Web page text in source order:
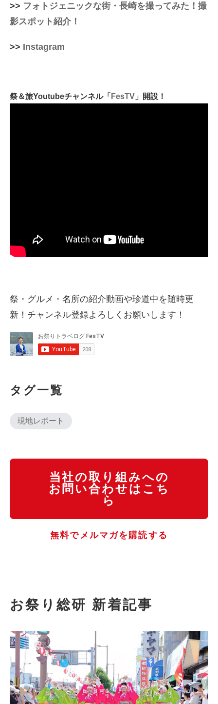
>> フォトジェニックな街・長崎を撮ってみた！撮
影スポット紹介！
>> Instagram
祭＆旅Youtubeチャンネル「 FesTV 」 開設！
祭・グルメ・名所の紹介動画や珍道中を随時更
新！チャンネル登録よろしくお願いします！
タグ一覧
現地レポート
当社の取り組みへの
お問い合わせはこち
ら
無料でメルマガを購読する
お祭り総研 新着記事